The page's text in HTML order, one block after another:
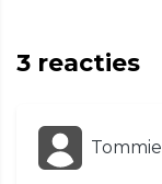
3 reacties
Tommie